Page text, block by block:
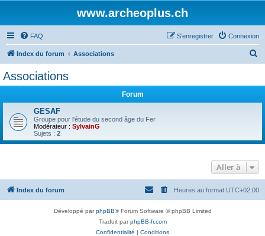
www.archeoplus.ch
FAQ Connexion
S’enregistrer
Index du forum Associations
r
Associations
Forum
GESAF
Groupe pour l'étude du second âge du Fer
Modérateur : SylvainG
Sujets : 2
Aller à
Index du forum Heures au format UTC+02:00
Développé parphpBB® Forum Software © phpBB Limited
Traduit parphpBB-fr.com
Confidentialité | Conditions